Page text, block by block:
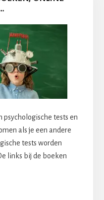
psychologische tests en
als je een andere
tests worden
links bij de boeken